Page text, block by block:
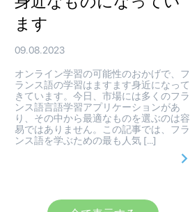
ます
09.08.2023
オンライン学習の可能性のおかげで、フ
ランス語の学習はますます身近になって
きています。今日、市場には多くのフラ
ンス語言語学習アプリケーションがあ
り、その中から最適なものを選ぶのは容
易ではありません。この記事では、フラ
ンス語を学ぶための最も人気 […]